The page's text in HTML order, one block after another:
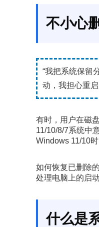
不小心
“我把系统保留
动，我担心重
有时，用户在磁
11/10/8/7系统中
Windows 11/10
如何恢复已删除
处理电脑上的启动
什么是